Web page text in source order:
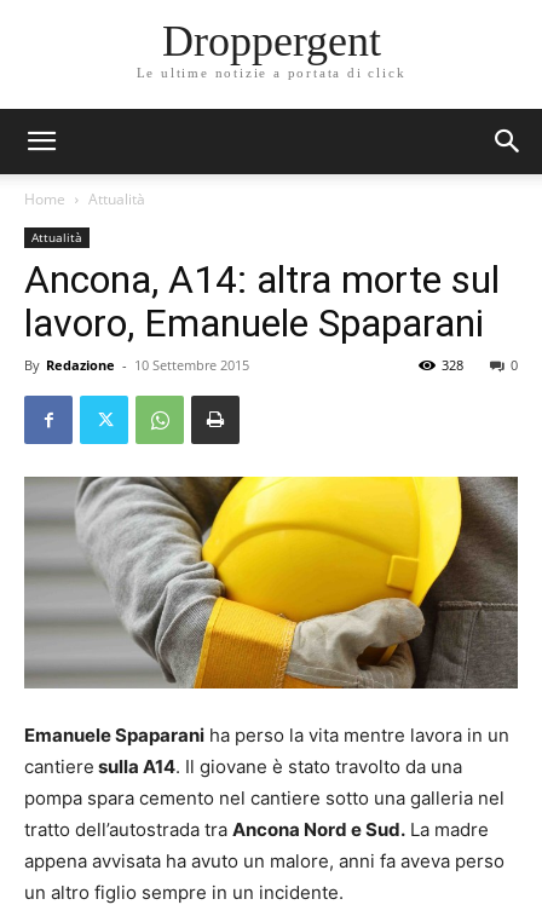
Droppergent
Le ultime notizie a portata di click
Home Attualità
Attualità
Ancona, A14: altra morte sul
lavoro, Emanuele Spaparani
By Redazione - 10 Settembre 2015 0
328
Emanuele Spaparani ha perso la vita mentre lavora in un
cantiere sulla A14. Il giovane è stato travolto da una
pompa spara cemento nel cantiere sotto una galleria nel
tratto dell’autostrada tra Ancona Nord e Sud. La madre
appena avvisata ha avuto un malore, anni fa aveva perso
un altro figlio sempre in un incidente.